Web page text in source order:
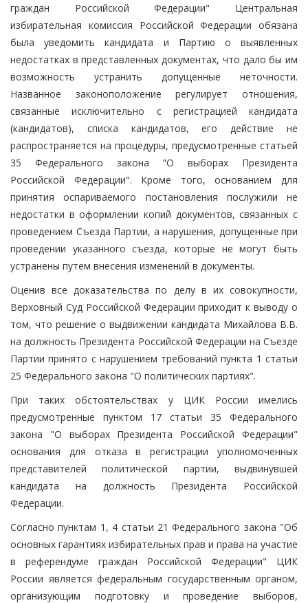
граждан Российской Федерации" Центральная
избирательная комиссия Российской Федерации обязана
была уведомить кандидата и Партию о выявленных
недостатках в представленных документах, что дало бы им
возможность устранить допущенные неточности.
Названное законоположение регулирует отношения,
связанные исключительно с регистрацией кандидата
(кандидатов), списка кандидатов, его действие не
распространяется на процедуры, предусмотренные статьей
35 Федерального закона "О выборах Президента
Российской Федерации". Кроме того, основанием для
принятия оспариваемого постановления послужили не
недостатки в оформлении копий документов, связанных с
проведением Съезда Партии, а нарушения, допущенные при
проведении указанного съезда, которые не могут быть
устранены путем внесения изменений в документы.
Оценив все доказательства по делу в их совокупности,
Верховный Суд Российской Федерации приходит к выводу о
том, что решение о выдвижении кандидата Михайлова В.В.
на должность Президента Российской Федерации на Съезде
Партии принято с нарушением требований пункта 1 статьи
25 Федерального закона "О политических партиях".
При таких обстоятельствах у ЦИК России имелись
предусмотренные пунктом 17 статьи 35 Федерального
закона "О выборах Президента Российской Федерации"
основания для отказа в регистрации уполномоченных
представителей политической партии, выдвинувшей
кандидата на должность Президента Российской
Федерации.
Согласно пунктам 1, 4 статьи 21 Федерального закона "Об
основных гарантиях избирательных прав и права на участие
в референдуме граждан Российской Федерации" ЦИК
России является федеральным государственным органом,
организующим подготовку и проведение выборов,